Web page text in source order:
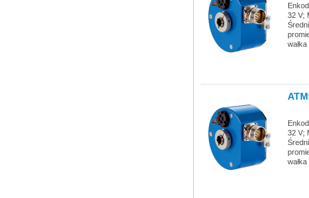
32 V;
32 V;